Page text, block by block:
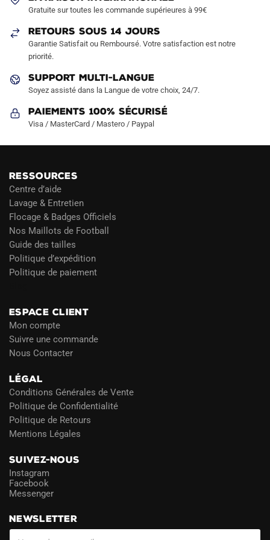
choisies
la
page
produit
page
Gratuite sur toutes les commande supérieures à 99€
RETOURS SOUS 14 JOURS
Garantie Satisfait ou Remboursé. Votre satisfaction est notre
priorité.
SUPPORT MULTI-LANGUE
Soyez assisté dans la Langue de votre choix, 24/7.
Paiements 100% Sécurisé
Visa / MasterCard / Mastero / Paypal
RESSOURCES
Centre d’aide
Lavage & Entretien
Flocage & Badges Officiels
Nos Maillots de Football
Guide des tailles
Politique d’expédition
Politique de paiement
ESPACE CLIENT
Mon compte
Suivre une commande
Nous Contacter
LÉGAL
Conditions Générales de Vente
Politique de Confidentialité
Politique de Retours
Mentions Légales
SUIVEZ-NOUS
Instagram
Facebook
Messenger
NEWSLETTER